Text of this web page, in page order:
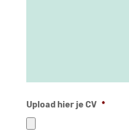
Upload hier je CV *